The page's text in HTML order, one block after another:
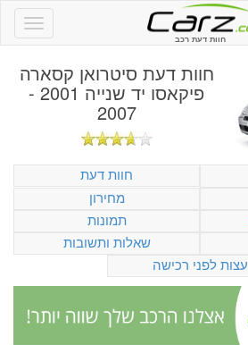
חוות דעת רכב
חוות דעת סיטרואן קסארה
פיקאסו יד שנייה 2001 -
2007
חוות דעת
מחירון
תמונות
שאלות ותשובות
עצות לפני רכישה